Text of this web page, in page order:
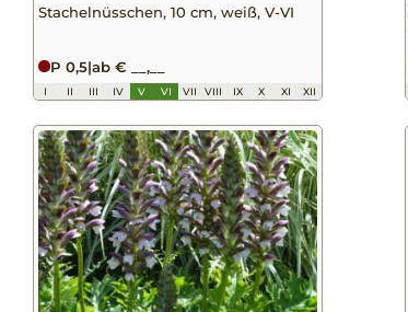
Stachelnüsschen, 10 cm, weiß, V-VI
P 0,5|ab € __,__
I II III IV V VI VII VIII IX X XI XII